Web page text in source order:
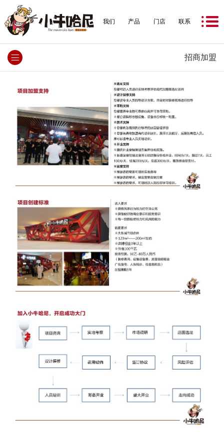
我们 产品 门店 联系
招商加盟